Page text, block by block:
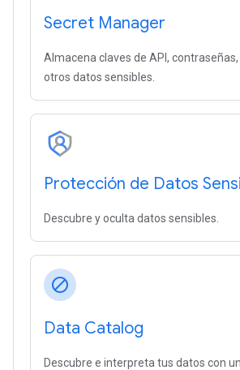
Secret Manager
Almacena claves de API,
otros datos sensibles.
Protección de Datos
Descubre y oculta datos sensibles.
block
Data Catalog
Descubre e interpreta tus datos con